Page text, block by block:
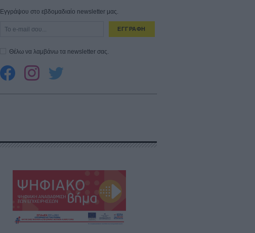
Εγγράψου στο εβδομαδιαίο newsletter μας.
ΕΓΓΡΑΦΗ
Θέλω να λαμβάνω τα newsletter σας.